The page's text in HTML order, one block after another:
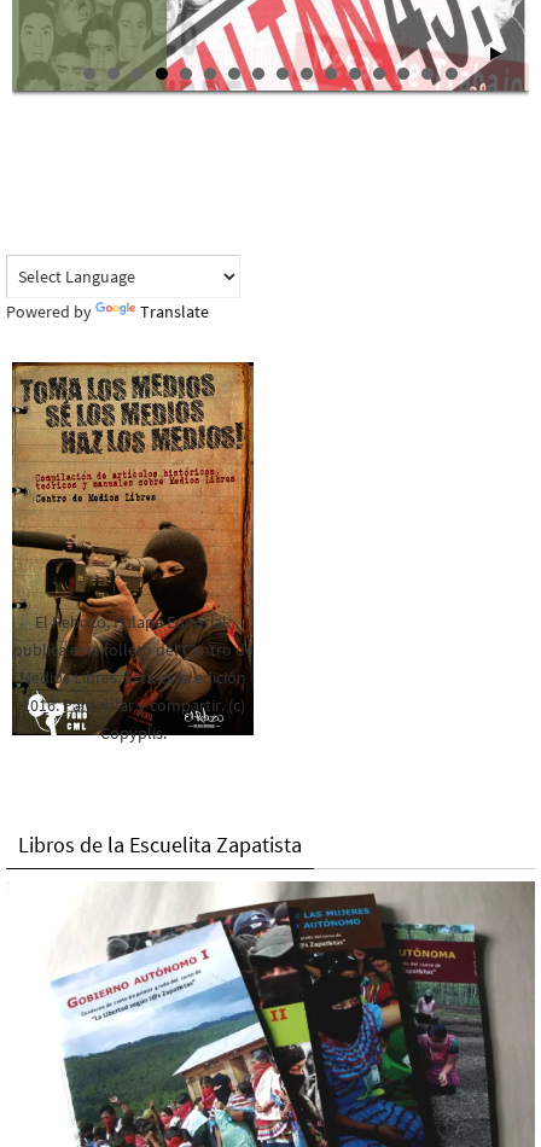
Powered by Translate
El Rebozo, Palapa Editorial,
publica este folleto del Centro de
Medios Libres. Esta es la edición
2016. Para rolar y compartir. (c)
Copyplis.
Libros de la Escuelita Zapatista